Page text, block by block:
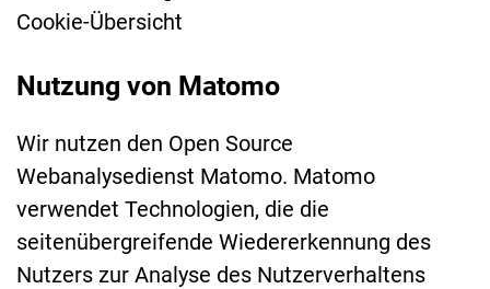
Cookie-Übersicht
Nutzung von Matomo
Wir nutzen den Open Source
Webanalysedienst Matomo. Matomo
verwendet Technologien, die die
seitenübergreifende Wiedererkennung des
Nutzers zur Analyse des Nutzerverhaltens